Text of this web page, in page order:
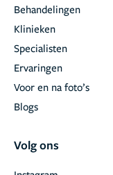
Behandelingen
Klinieken
Specialisten
Ervaringen
Voor en na foto’s
Blogs
Volg ons